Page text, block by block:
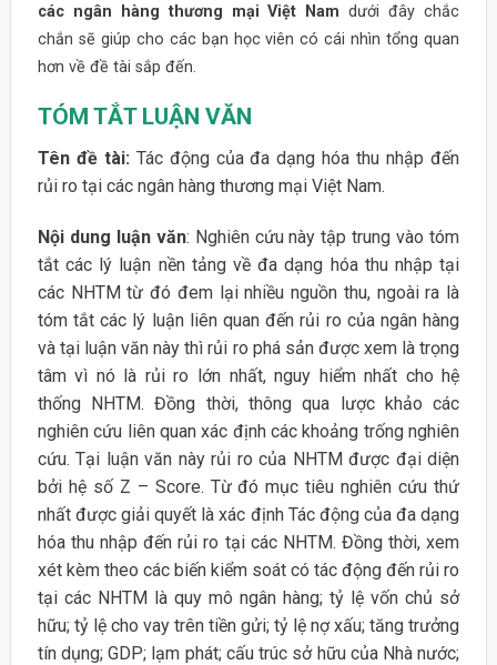
các ngân hàng thương mại Việt Nam dưới đây chắc
chắn sẽ giúp cho các bạn học viên có cái nhìn tổng quan
hơn về đề tài sắp đến.
TÓM TẮT LUẬN VĂN
Tên đề tài: Tác động của đa dạng hóa thu nhập đến
rủi ro tại các ngân hàng thương mại Việt Nam.
Nội dung luận văn: Nghiên cứu này tập trung vào tóm
tắt các lý luận nền tảng về đa dạng hóa thu nhập tại
các NHTM từ đó đem lại nhiều nguồn thu, ngoài ra là
tóm tắt các lý luận liên quan đến rủi ro của ngân hàng
và tại luận văn này thì rủi ro phá sản được xem là trọng
tâm vì nó là rủi ro lớn nhất, nguy hiểm nhất cho hệ
thống NHTM. Đồng thời, thông qua lược khảo các
nghiên cứu liên quan xác định các khoảng trống nghiên
cứu. Tại luận văn này rủi ro của NHTM được đại diện
bởi hệ số Z – Score. Từ đó mục tiêu nghiên cứu thứ
nhất được giải quyết là xác định Tác động của đa dạng
hóa thu nhập đến rủi ro tại các NHTM. Đồng thời, xem
xét kèm theo các biến kiểm soát có tác động đến rủi ro
tại các NHTM là quy mô ngân hàng; tỷ lệ vốn chủ sở
hữu; tỷ lệ cho vay trên tiền gửi; tỷ lệ nợ xấu; tăng trưởng
tín dụng; GDP; lạm phát; cấu trúc sở hữu của Nhà nước;